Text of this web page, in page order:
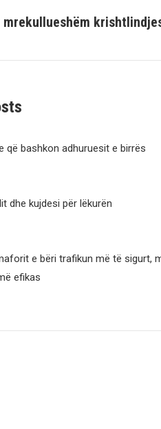
mrekullueshëm
që bashkon adhuruesit e birrës
dhe kujdesi për lëkurën
e bëri trafikun më të sigurt,
efikas